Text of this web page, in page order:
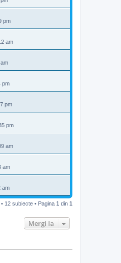
pm
am
pm
pm
pm
am
am
am
• 12 subiecte • Pagina 1 din 1
Mergi la